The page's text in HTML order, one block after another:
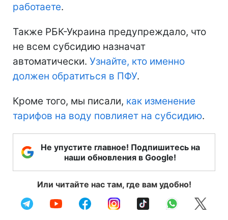
работаете.
Также РБК-Украина предупреждало, что
не всем субсидию назначат
автоматически. Узнайте, кто именно
должен обратиться в ПФУ.
Кроме того, мы писали, как изменение
тарифов на воду повлияет на субсидию.
Не упустите главное! Подпишитесь на
наши обновления в Google!
Или читайте нас там, где вам удобно!